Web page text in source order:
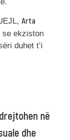
Arta
se ekziston
duhet t’i
në
dhe